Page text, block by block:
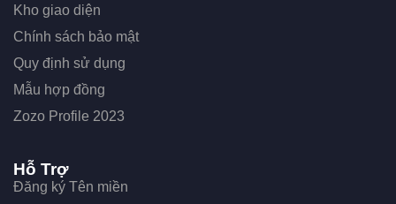
Kho giao diện
Chính sách bảo mật
Quy định sử dụng
Mẫu hợp đồng
Zozo Profile 2023
Hỗ Trợ
Đăng ký Tên miền